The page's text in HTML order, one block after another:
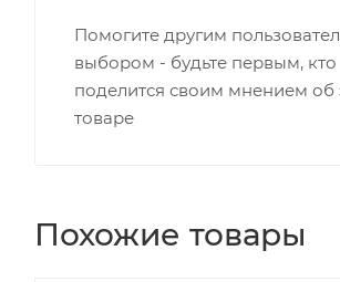
Помогите другим
выбором - будьте первым, кто
поделится своим мнением об
товаре
Похожие товары